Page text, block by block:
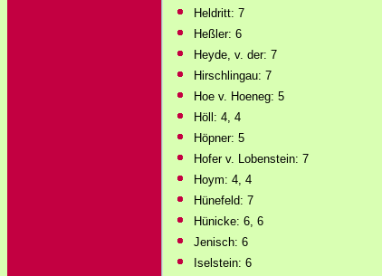
Heldritt: 7
Heßler: 6
Heyde, v. der: 7
Hirschlingau: 7
Hoe v. Hoeneg: 5
Höll: 4, 4
Höpner: 5
Hofer v. Lobenstein: 7
Hoym: 4, 4
Hünefeld: 7
Hünicke: 6, 6
Jenisch: 6
Iselstein: 6